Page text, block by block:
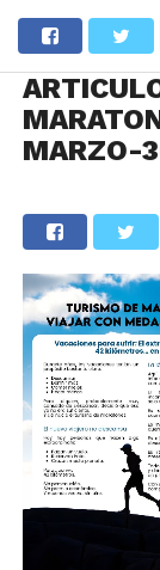
MARZO-